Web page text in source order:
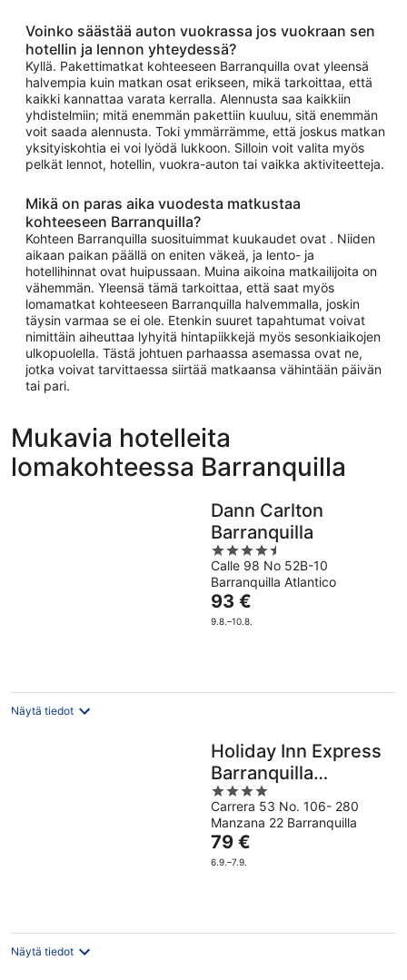
Voinko säästää auton vuokrassa jos vuokraan sen
hotellin ja lennon yhteydessä?
Kyllä. Pakettimatkat kohteeseen Barranquilla ovat yleensä
halvempia kuin matkan osat erikseen, mikä tarkoittaa, että
kaikki kannattaa varata kerralla. Alennusta saa kaikkiin
yhdistelmiin; mitä enemmän pakettiin kuuluu, sitä enemmän
voit saada alennusta. Toki ymmärrämme, että joskus matkan
yksityiskohtia ei voi lyödä lukkoon. Silloin voit valita myös
pelkät lennot, hotellin, vuokra-auton tai vaikka aktiviteetteja.
Mikä on paras aika vuodesta matkustaa
kohteeseen Barranquilla?
Kohteen Barranquilla suosituimmat kuukaudet ovat . Niiden
aikaan paikan päällä on eniten väkeä, ja lento- ja
hotellihinnat ovat huipussaan. Muina aikoina matkailijoita on
vähemmän. Yleensä tämä tarkoittaa, että saat myös
lomamatkat kohteeseen Barranquilla halvemmalla, joskin
täysin varmaa se ei ole. Etenkin suuret tapahtumat voivat
nimittäin aiheuttaa lyhyitä hintapiikkejä myös sesonkiaikojen
ulkopuolella. Tästä johtuen parhaassa asemassa ovat ne,
jotka voivat tarvittaessa siirtää matkaansa vähintään päivän
tai pari.
Mukavia hotelleita
lomakohteessa Barranquilla
Dann Carlton
Barranquilla
4.5
out
of
5
Calle 98 No 52B-10
Barranquilla Atlantico
Hinta
on
93 €
9.8.–10.8.
Näytä tiedot
Holiday Inn Express
Barranquilla
Buenavista by IHG
4
out
of
5
Carrera 53 No. 106- 280
Manzana 22 Barranquilla
Hinta
on
79 €
6.9.–7.9.
Näytä tiedot